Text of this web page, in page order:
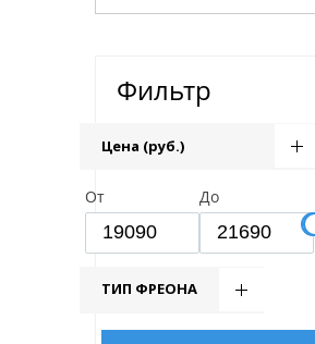
Фильтр
Цена (руб.)
От До
ТИП ФРЕОНА